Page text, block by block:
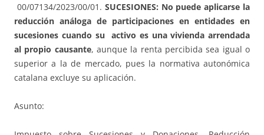
00/07134/2023/00/01. SUCESIONES: No puede aplicarse la
reducción análoga de participaciones en entidades en
sucesiones cuando su activo es una vivienda arrendada
al propio causante, aunque la renta percibida sea igual o
superior a la de mercado, pues la normativa autonómica
catalana excluye su aplicación.
Asunto: